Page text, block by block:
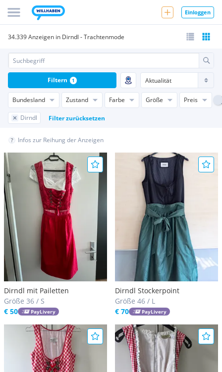
Einloggen
34.339 Anzeigen in Dirndl - Trachtenmode
Bundesland Zustand Farbe Größe Preis
Dirndl Filter zurücksetzen
Filtern 1
Infos zur Reihung der Anzeigen
Dirndl mit Pailetten
Größe 36 / S
€ 50
PayLivery
Dirndl Stockerpoint
Größe 46 / L
€ 70
PayLivery